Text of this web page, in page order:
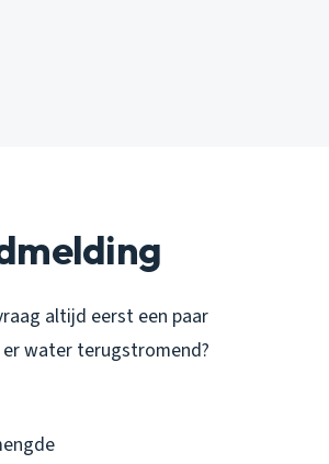
altijd eerst een paar
water terugstromend?